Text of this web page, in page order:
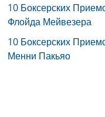
10 Боксерских
Флойда Мейвезера
10 Боксерских
Менни Пакьяо